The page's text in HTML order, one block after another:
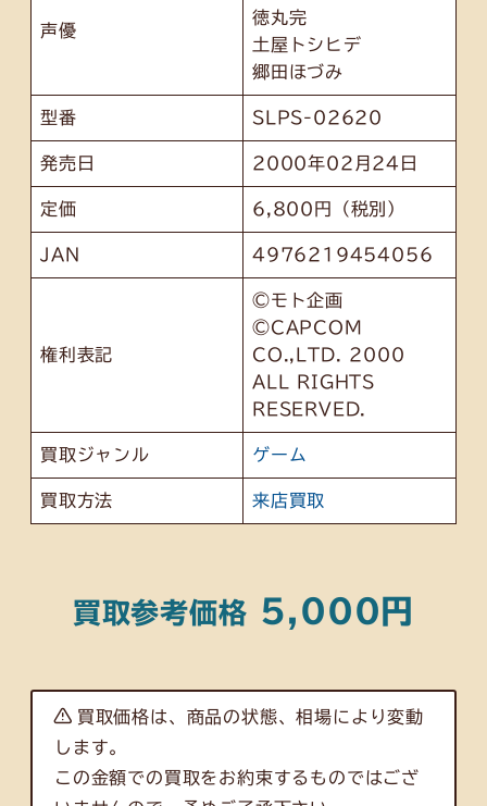
声優
徳丸完
土屋トシヒデ
郷田ほづみ
型番 SLPS-02620
発売日 2000年02月24日
定価 6,800円（税別）
JAN 4976219454056
権利表記
©モト企画
©CAPCOM
CO.,LTD. 2000
ALL RIGHTS
RESERVED.
買取ジャンル ゲーム
買取方法 来店買取
買取参考価格 5,000円
買取価格は、商品の状態、相場により変動
します。
この金額での買取をお約束するものではござ